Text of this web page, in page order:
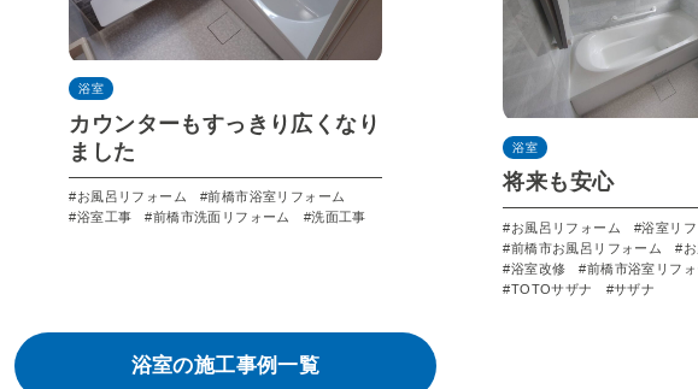
浴室
カウンターもすっきり広くなり
ました
お風呂リフォーム
前橋市浴室リフォーム
浴室工事
前橋市洗面リフォーム 洗面工事
浴室
将来も安心
お風呂リフォーム
浴室リ
前橋市お風呂リフォーム
浴室改修
前橋市浴室リフォ
TOTOサザナ
サザナ
浴室の施工事例一覧